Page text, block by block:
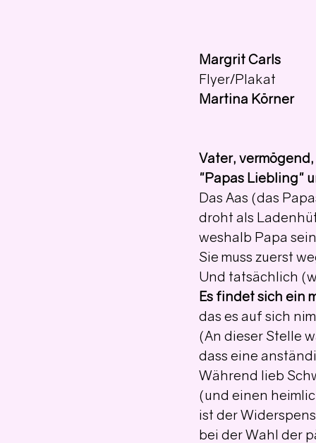
Margrit Carls
Flyer/Plakat
Martina Körner
Vater,
"Papas Liebling"
Das Aas (das
droht als
weshalb Papa
Sie muss zuerst
Und tatsächlich
Es findet sich ein
das es auf sich
(An dieser Stelle
dass eine
Während lieb
(und einen
ist der
bei der Wahl der